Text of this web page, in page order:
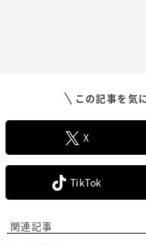
この記事を気
X
TikTok
関連記事